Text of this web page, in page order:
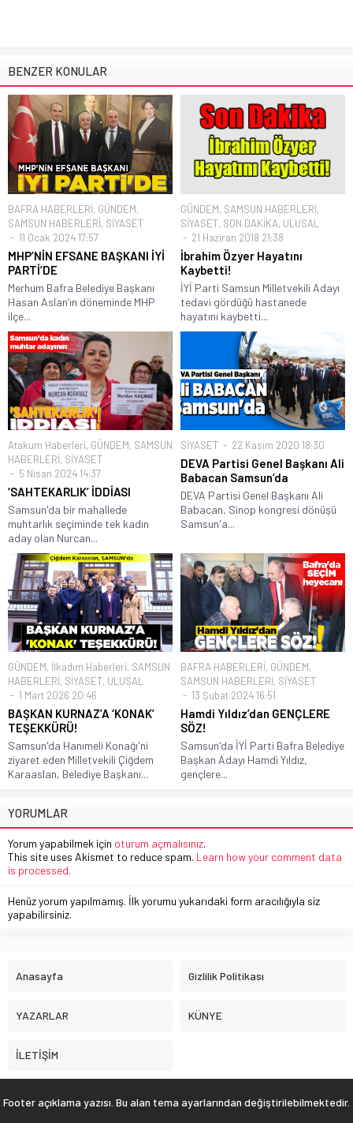
BENZER KONULAR
BAFRA HABERLERİ, GÜNDEM,
SAMSUN HABERLERİ, SİYASET
11 Ocak 2024 17:57
MHP’NİN EFSANE BAŞKANI İYİ
PARTİ’DE
Merhum Bafra Belediye Başkanı
Hasan Aslan’ın döneminde MHP
ilçe...
GÜNDEM, SAMSUN HABERLERİ,
SİYASET, SON DAKİKA, ULUSAL
21 Haziran 2018 21:38
İbrahim Özyer Hayatını
Kaybetti!
İYİ Parti Samsun Milletvekili Adayı
tedavi gördüğü hastanede
hayatını kaybetti...
Atakum Haberleri, GÜNDEM, SAMSUN
HABERLERİ, SİYASET
5 Nisan 2024 14:37
‘SAHTEKARLIK’ İDDİASI
Samsun'da bir mahallede
muhtarlık seçiminde tek kadın
aday olan Nurcan...
SİYASET 22 Kasım 2020 18:30
DEVA Partisi Genel Başkanı Ali
Babacan Samsun’da
DEVA Partisi Genel Başkanı Ali
Babacan, Sinop kongresi dönüşü
Samsun'a...
GÜNDEM, İlkadım Haberleri, SAMSUN
HABERLERİ, SİYASET, ULUSAL
1 Mart 2026 20:46
BAŞKAN KURNAZ’A ‘KONAK’
TEŞEKKÜRÜ!
Samsun'da Hanımeli Konağı'ni
ziyaret eden Milletvekili Çiğdem
Karaaslan, Belediye Başkanı...
BAFRA HABERLERİ, GÜNDEM,
SAMSUN HABERLERİ, SİYASET
13 Şubat 2024 16:51
Hamdi Yıldız’dan GENÇLERE
SÖZ!
Samsun'da İYİ Parti Bafra Belediye
Başkan Adayı Hamdi Yıldız,
gençlere...
YORUMLAR
Yorum yapabilmek için oturum açmalısınız.
This site uses Akismet to reduce spam. Learn how your comment data
is processed.
Henüz yorum yapılmamış. İlk yorumu yukarıdaki form aracılığıyla siz
yapabilirsiniz.
Anasayfa Gizlilik Politikası
YAZARLAR KÜNYE
İLETİŞİM
Footer açıklama yazısı. Bu alan tema ayarlarından değiştirilebilmektedir.